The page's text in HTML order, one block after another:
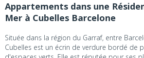
Appartements dans une
Mer à Cubelles Barcelone
Située dans la région du Garraf, entre
Cubelles est un écrin de verdure bordé de